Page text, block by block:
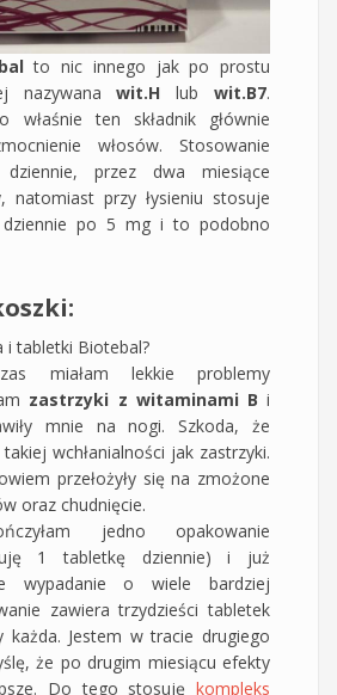
to nic innego jak po prostu
nazywanawit.H lubwit.B7.
właśnie ten składnik głównie
włosów. Stosowanie
przez dwa miesiące
natomiast przy łysieniu stosuje
po 5 mg i to podobno
i tabletki Biotebal?
miałam lekkie problemy
zastrzyki z witaminami B i
mnie na nogi. Szkoda, że
wchłanialności jak zastrzyki.
przełożyły się na zmożone
oraz chudnięcie.
jedno opakowanie
1 tabletkę dziennie) i już
wypadanie o wiele bardziej
zawiera trzydzieści tabletek
Jestem w tracie drugiego
że po drugim miesiącu efekty
Do tego stosuję kompleks